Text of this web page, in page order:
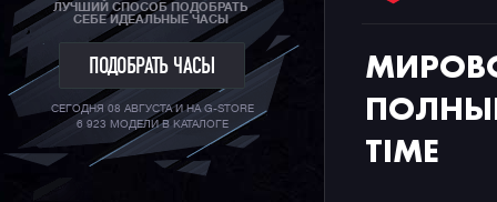
ЛУЧШИЙ СПОСОБ ПОДОБРАТЬ
СЕБЕ ИДЕАЛЬНЫЕ ЧАСЫ
ПОДОБРАТЬ ЧАСЫ
СЕГОДНЯ 08 АВГУСТА И НА G-STORE
6 923 МОДЕЛИ В КАТАЛОГЕ
TIME